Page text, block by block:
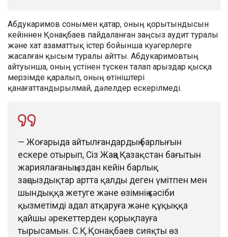
Абдукаримов сонымен қатар, оның қорытындысын
кейіннен Қонақбаев пайдаланған заңсыз аудит туралы
және хат азаматтық істер бойынша куәгерлерге
жасалған қысым туралы айтты. Абдукаримовтың
айтуынша, оның үстінен түскен талап арыздар қысқа
мерзімде қаралып, оның өтініштері
қанағаттандырылмай, дәлелдер ескерілмеді.
— Жоғарыда айтылғандардың барлығын
ескере отырып, Сіз Жаңа Қазақстан бағытын
жариялағаныңыздан кейін барлық
заңсыздықтар артта қалды деген үмітпен мен
шындыққа жетуге және өзімнің кәсіби
қызметімді адал атқаруға және құқыққа
қайшы әрекеттерден қорықпауға
тырысамын. С.Қ.Қонақбаев сияқты өз